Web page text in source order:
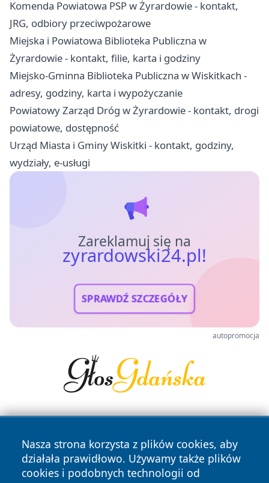
Komenda Powiatowa PSP w Żyrardowie - kontakt,
JRG, odbiory przeciwpożarowe
Miejska i Powiatowa Biblioteka Publiczna w
Żyrardowie - kontakt, filie, karta i godziny
Miejsko-Gminna Biblioteka Publiczna w Wiskitkach -
adresy, godziny, karta i wypożyczanie
Powiatowy Zarząd Dróg w Żyrardowie - kontakt, drogi
powiatowe, dostępność
Urząd Miasta i Gminy Wiskitki - kontakt, godziny,
wydziały, e-usługi
Zareklamuj się na
zyrardowski24.pl!
SPRAWDŹ SZCZEGÓŁY
autopromocja
Nasza strona korzysta z plików cookies, aby
działała prawidłowo. Używamy także plików
cookies i podobnych technologii od